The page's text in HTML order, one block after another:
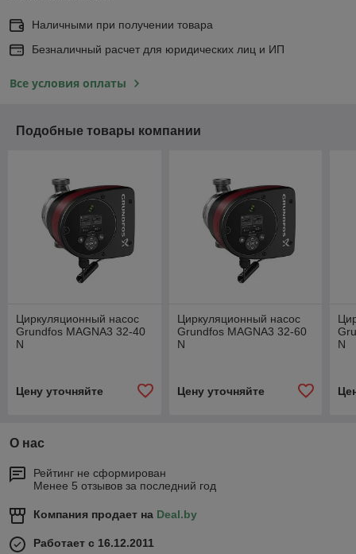
Наличными при получении товара
Безналичный расчет для юридических лиц и ИП
Все условия оплаты
Подобные товары компании
Циркуляционный насос
Grundfos MAGNA3 32-40
N
Цену уточняйте
Циркуляционный насос
Grundfos MAGNA3 32-60
N
Цену уточняйте
N
О нас
Рейтинг не сформирован
Менее 5 отзывов за последний год
Компания продает на Deal.by
Работает с 16.12.2011